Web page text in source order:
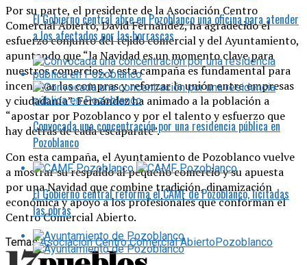
Por su parte, el presidente de la Asociación Centro
Comercial Abierto, David Fernández, ha agradecido el
esfuerzo conjunto del tejido comercial y del Ayuntamiento,
apuntando que “la Navidad es un momento clave para
nuestros comercios, y esta campaña es fundamental para
incentivar las compras y reforzar la unión entre empresas
y ciudadanía”. Fernández ha animado a la población a
“apostar por Pozoblanco y por el talento y esfuerzo que
hay detrás de cada escaparate”.
Con esta campaña, el Ayuntamiento de Pozoblanco vuelve
a mostrar su respaldo al pequeño comercio y su apuesta
por una Navidad que combine tradición, dinamización
económica y apoyo a los profesionales que conforman el
Centro Comercial Abierto.
Temas:Asociación Centro Comercial AbiertoPozoblanco
El Gobierno central abre en Pozoblanco una oficina para atender
a los afectados por las borrascas
Convocada una concentración por una residencia pública en
Pozoblanco
El Gobierno central reforma el CAMF de Pozoblanco, licitadas
las obras